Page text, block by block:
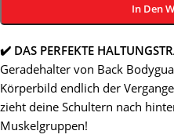
In Den
✔️ DAS PERFEKTE
Geradehalter von Back
Körperbild endlich der
zieht deine Schultern nach
Muskelgruppen!